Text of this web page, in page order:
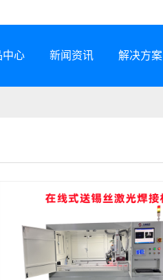
中心
排专用设备
新闻资讯
展会信息
技术专题
解决方案